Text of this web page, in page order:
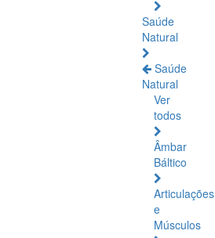
Saúde
Natural
Saúde
Natural
Ver
todos
Âmbar
Báltico
Articulações
e
Músculos